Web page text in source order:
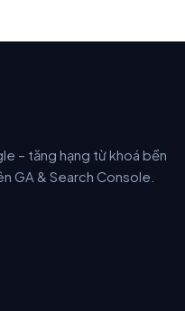
– tăng hạng từ khoá bền
GA & Search Console.